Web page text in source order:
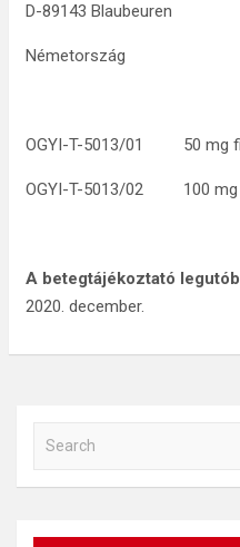
D-89143 Blaubeuren
Németország
OGYI-T-5013/01 50
OGYI-T-5013/02 100
A betegtájékoztató
2020. december.
a